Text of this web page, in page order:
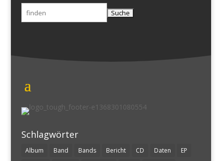
Suchen
nach:
Schlagwörter
Album Band Bands Bericht CD Daten
EP